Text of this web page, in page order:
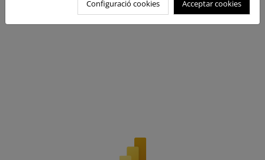
Configuració cookies Acceptar cookies